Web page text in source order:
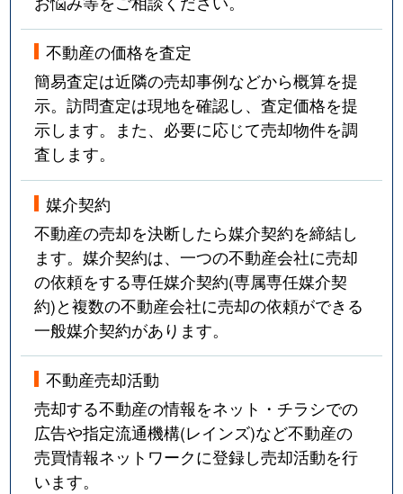
不動産の価格を査定
簡易査定は近隣の売却事例などから概算を提
示。訪問査定は現地を確認し、査定価格を提
示します。また、必要に応じて売却物件を調
査します。
媒介契約
不動産の売却を決断したら媒介契約を締結し
ます。媒介契約は、一つの不動産会社に売却
の依頼をする専任媒介契約(専属専任媒介契
約)と複数の不動産会社に売却の依頼ができる
一般媒介契約があります。
不動産売却活動
売却する不動産の情報をネット・チラシでの
広告や指定流通機構(レインズ)など不動産の
売買情報ネットワークに登録し売却活動を行
います。